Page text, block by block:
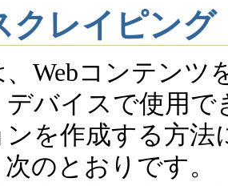
クレイピング
、Webコンテン
バイスで使用で
ンを作成する方
のとおりです。